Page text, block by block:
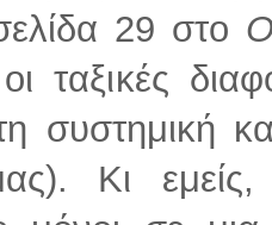
29 στο
ταξικές
συστημική
Κι